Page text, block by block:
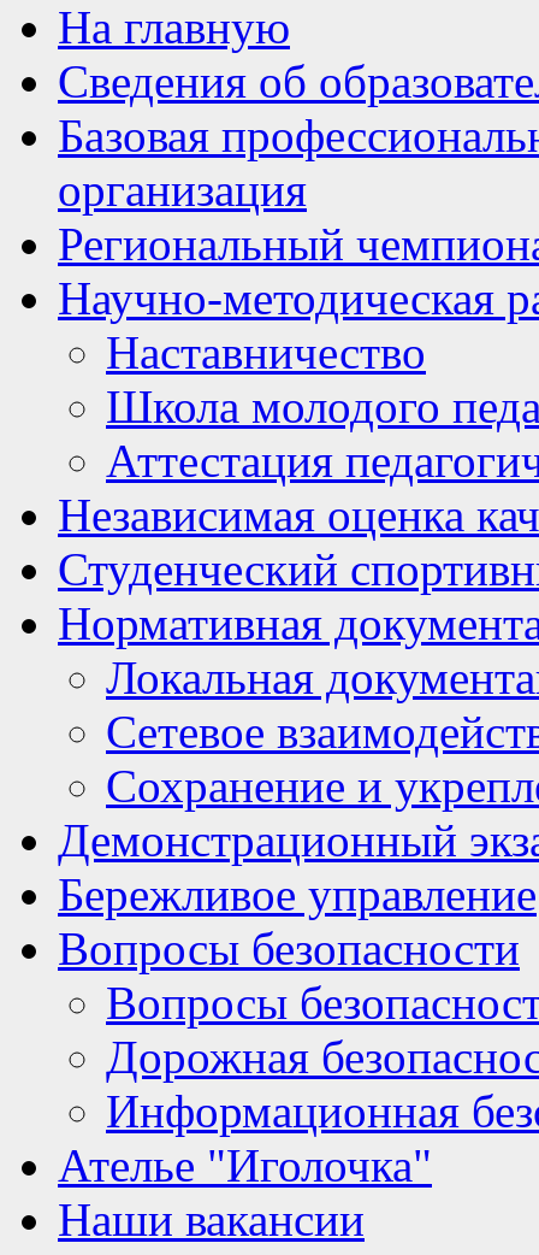
На главную
Сведения об
Базовая
организация
Региональный
Научно-методическая
Наставничество
Школа молодого
Аттестация
Независимая оценка
Студенческий
Нормативная
Локальная
Сетевое
Сохранение и
Демонстрационный
Бережливое управление
Вопросы безопасности
Вопросы
Дорожная
Информационная
Ателье "Иголочка"
Наши вакансии